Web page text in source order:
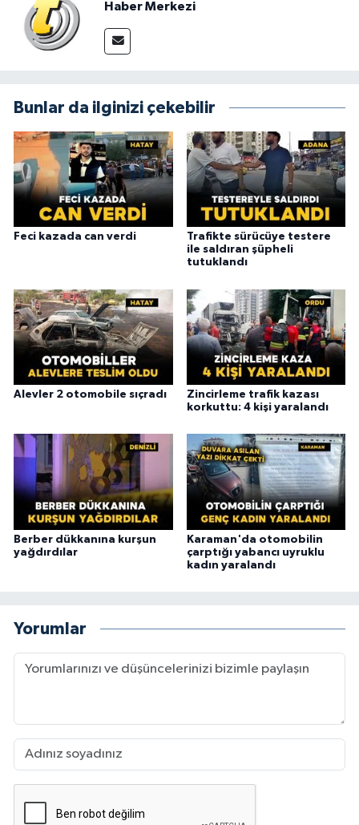
Haber Merkezi
Bunlar da ilginizi çekebilir
Feci kazada can verdi
Trafikte sürücüye testere
ile saldıran şüpheli
tutuklandı
Alevler 2 otomobile sıçradı
Zincirleme trafik kazası
korkuttu: 4 kişi yaralandı
Berber dükkanına kurşun
yağdırdılar
Karaman'da otomobilin
çarptığı yabancı uyruklu
kadın yaralandı
Yorumlar